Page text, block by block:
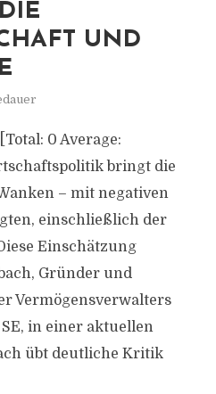
UND
0 Average:
bringt die
– mit negativen
einschließlich der
Einschätzung
Gründer und
Vermögensverwalters
in einer aktuellen
übt deutliche Kritik